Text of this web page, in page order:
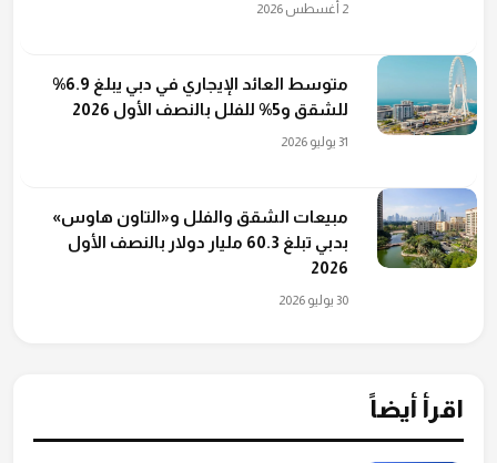
2 أغسطس 2026
متوسط العائد الإيجاري في دبي يبلغ 6.9%
للشقق و5% للفلل بالنصف الأول 2026
31 يوليو 2026
مبيعات الشقق والفلل و«التاون هاوس»
بدبي تبلغ 60.3 مليار دولار بالنصف الأول
2026
30 يوليو 2026
اقرأ أيضاً